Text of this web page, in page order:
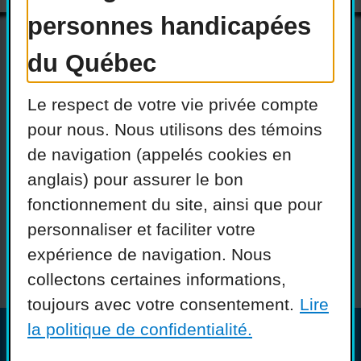
personnes handicapées
du Québec
Le respect de votre vie privée compte
pour nous. Nous utilisons des témoins
de navigation (appelés cookies en
anglais) pour assurer le bon
fonctionnement du site, ainsi que pour
personnaliser et faciliter votre
expérience de navigation. Nous
collectons certaines informations,
toujours avec votre consentement. Lire
la politique de confidentialité.
Actualités
Devenir membre
Nous joindre
Nous recrutons
Réseaux sociaux
Guide sur l’accessibilité
universelle
FAQ